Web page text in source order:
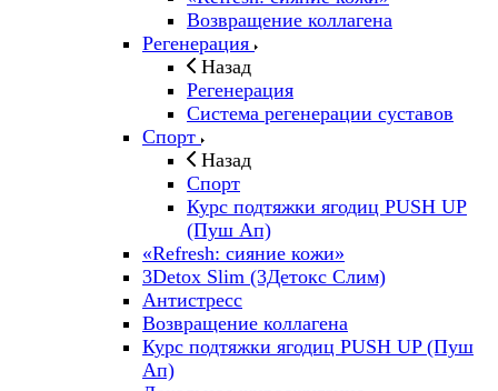
Возвращение коллагена
Регенерация
Назад
Регенерация
Система регенерации суставов
Спорт
Назад
Спорт
Курс подтяжки ягодиц PUSH UP
(Пуш Ап)
«Refresh: сияние кожи»
3Detox Slim (3Детокс Слим)
Антистресс
Возвращение коллагена
Курс подтяжки ягодиц PUSH UP (Пуш
Ап)